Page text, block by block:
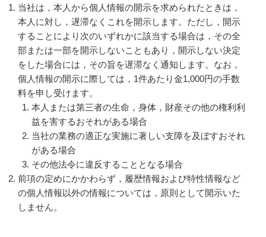
当社は，本人から個人情報の開示を求められたときは，
本人に対し，遅滞なくこれを開示します。ただし，開示
することにより次のいずれかに該当する場合は，その全
部または一部を開示しないこともあり，開示しない決定
をした場合には，その旨を遅滞なく通知します。なお，
個人情報の開示に際しては，1件あたり金1,000円の手数
料を申し受けます。
本人または第三者の生命，身体，財産その他の権利利
益を害するおそれがある場合
当社の業務の適正な実施に著しい支障を及ぼすおそれ
がある場合
その他法令に違反することとなる場合
前項の定めにかかわらず，履歴情報および特性情報など
の個人情報以外の情報については，原則として開示いた
しません。